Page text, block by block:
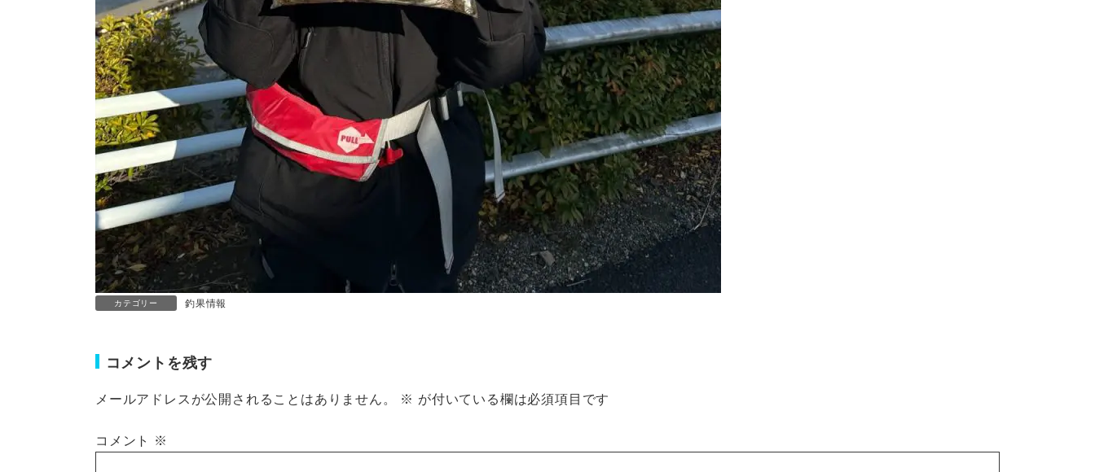
カテゴリー 釣果情報
コメントを残す
メールアドレスが公開されることはありません。 ※ が付いている欄は必須項目です
コメント ※